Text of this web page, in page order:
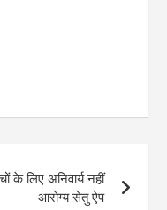
के लिए अनिवार्य नहीं
आरोग्य सेतु ऐप